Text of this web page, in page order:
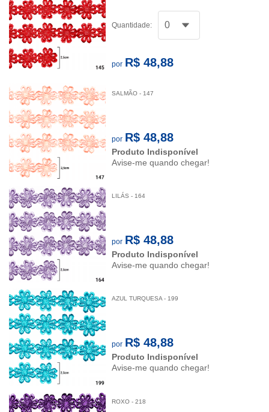
Quantidade:
por R$ 48,88
SALMÃO - 147
por R$ 48,88
Produto Indisponível
Avise-me quando chegar!
LILÁS - 164
por R$ 48,88
Produto Indisponível
Avise-me quando chegar!
AZUL TURQUESA - 199
por R$ 48,88
Produto Indisponível
Avise-me quando chegar!
ROXO - 218